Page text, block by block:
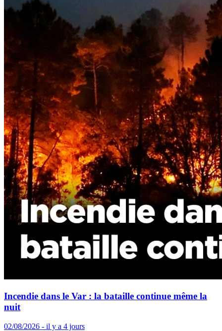
Incendie dans le Var : la bataille continue même la
nuit
02/08/2026 - il y a 4 jours